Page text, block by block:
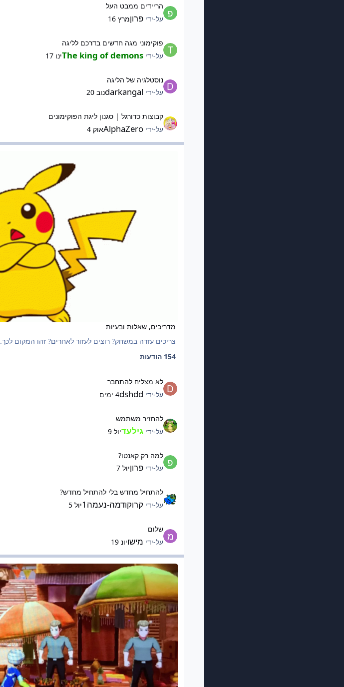
הריידים ממבט העל
על-ידי פרוןמרץ 16
פוקימוני מגה חדשים בדרכם לליגה
על-ידי The king of demonsינו 17
נוסטלגיה של הליגה
על-ידי darkangalנוב 20
קבוצות כדורגל | סגנון ליגת הפוקימונים
על-ידי AlphaZeroאוק 4
מדריכים, שאלות ובעיות
צריכים עזרה במשחק? רוצים לעזור לאחרים? זהו המקום לכך.
154 הודעות
לא מצליח להתחבר
על-ידי dshdd4 ימים
להחזיר משתמש
על-ידי גילעדיול 9
למה רק קאנטו?
על-ידי פרוןיול 7
להתחיל מחדש בלי להתחיל מחדש?
על-ידי קרוקודמה-נעמה1 יול 5
שלום
על-ידי מישויונ 19
מסחר בליגה
מסחר בליגה